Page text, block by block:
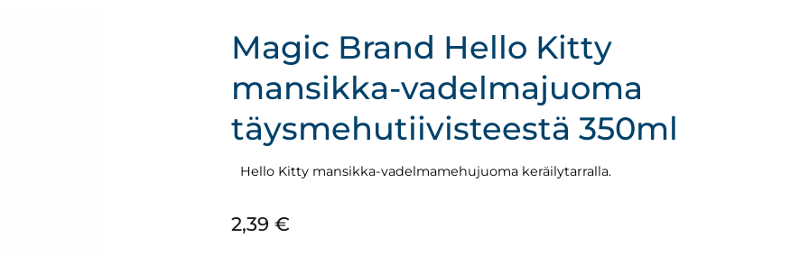
Magic Brand Hello Kitty
mansikka-vadelmajuoma
täysmehutiivisteestä 350ml
Hello Kitty mansikka-vadelmamehujuoma keräilytarralla.
2,39 €